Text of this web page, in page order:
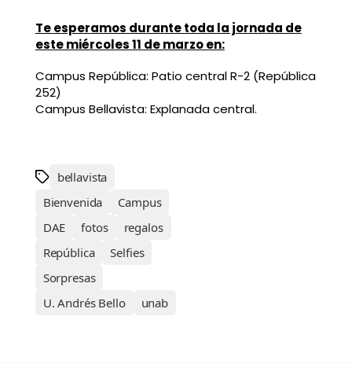
Te esperamos durante toda la jornada de
este miércoles 11 de marzo en:
Campus República: Patio central R-2 (República
252)
Campus Bellavista: Explanada central.
bellavista
Bienvenida
Campus
DAE
fotos
regalos
República
Selfies
Sorpresas
U. Andrés Bello
unab